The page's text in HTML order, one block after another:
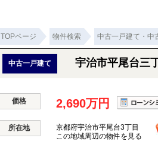
TOPページ 物件検索 中古一戸建て・中
中古一戸建て 宇治市平尾台三
価格 2,690万円
所在地 京都府宇治市平尾台3丁目
この地域周辺の物件を見る